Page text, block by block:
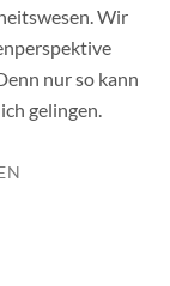
Wir
nur so kann
gelingen.